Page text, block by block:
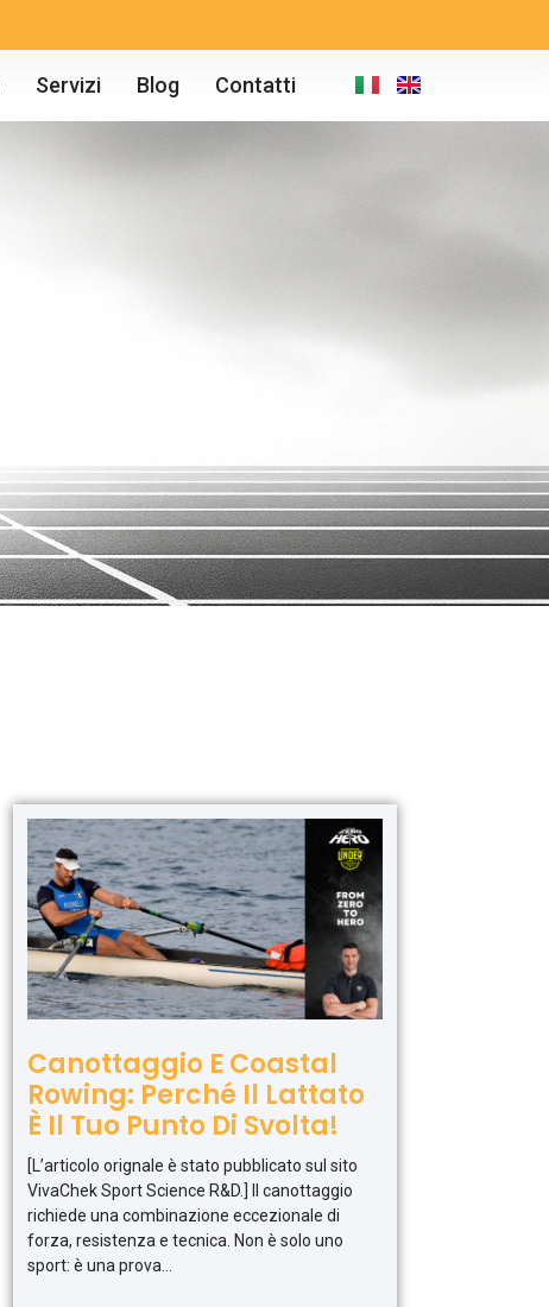
Servizi Blog Contatti
Canottaggio E Coastal
Rowing: Perché Il Lattato
È Il Tuo Punto Di Svolta!
[L’articolo orignale è stato pubblicato sul sito
VivaChek Sport Science R&D.] Il canottaggio
richiede una combinazione eccezionale di
forza, resistenza e tecnica. Non è solo uno
sport: è una prova